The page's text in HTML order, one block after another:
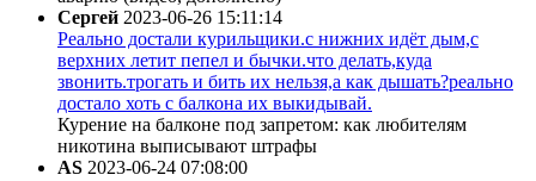
Сергей 2023-06-26 15:11:14
Реально достали курильщики.с нижних идёт дым,с
верхних летит пепел и бычки.что делать,куда
звонить.трогать и бить их нельзя,а как дышать?реально
достало хоть с балкона их выкидывай.
Курение на балконе под запретом: как любителям
никотина выписывают штрафы
AS 2023-06-24 07:08:00